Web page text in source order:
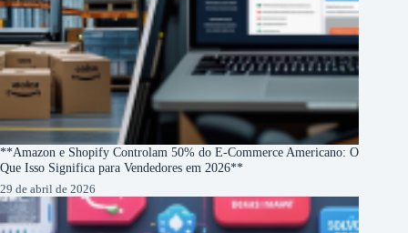
**Amazon e Shopify Controlam 50% do E-Commerce Americano: O
Que Isso Significa para Vendedores em 2026**
29 de abril de 2026